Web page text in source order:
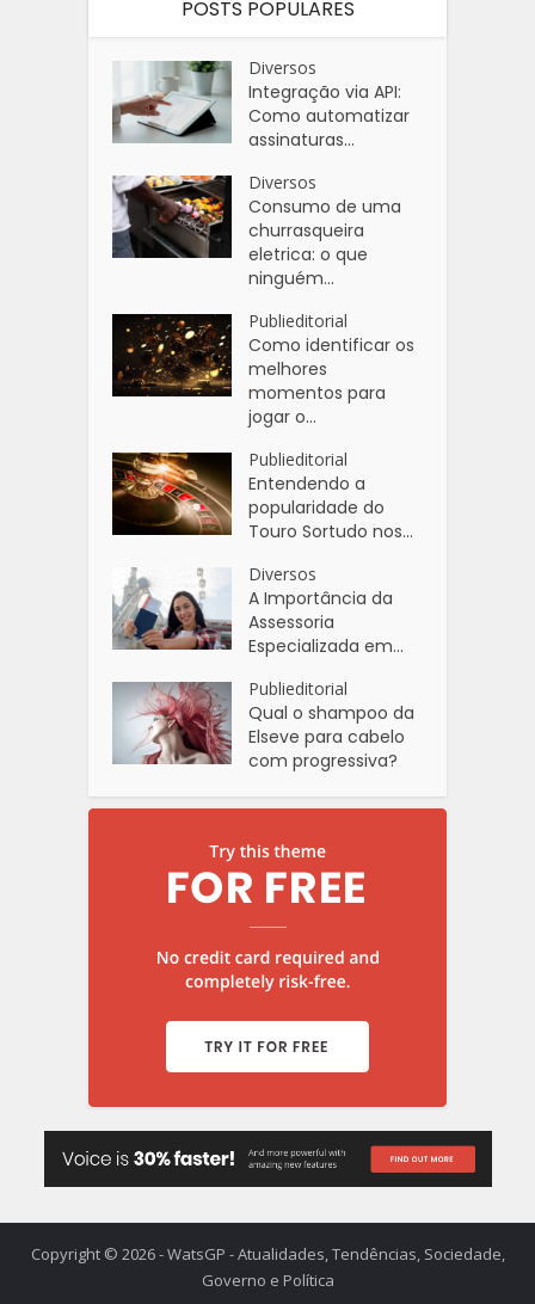
POSTS POPULARES
Diversos
Integração via API:
Como automatizar
assinaturas...
Diversos
Consumo de uma
churrasqueira
eletrica: o que
ninguém...
Publieditorial
Como identificar os
melhores
momentos para
jogar o...
Publieditorial
Entendendo a
popularidade do
Touro Sortudo nos...
Diversos
A Importância da
Assessoria
Especializada em...
Publieditorial
Qual o shampoo da
Elseve para cabelo
com progressiva?
Copyright © 2026 - WatsGP - Atualidades, Tendências, Sociedade,
Governo e Política